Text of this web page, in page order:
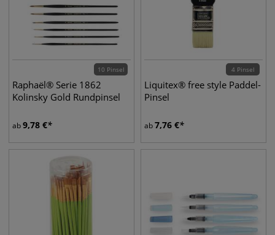
10 Pinsel
Raphaël® Serie 1862
Kolinsky Gold Rundpinsel
ab9,78 €
4 Pinsel
Liquitex® free style Paddel-
Pinsel
ab7,76 €